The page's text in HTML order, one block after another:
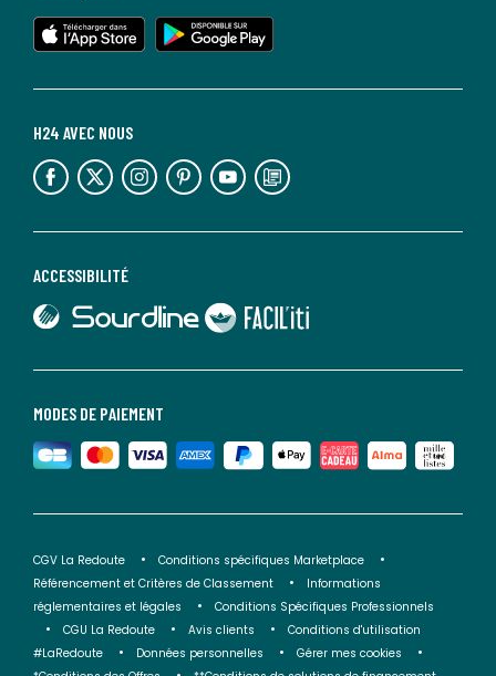
MODES DE PAIEMENT
ACCESSIBILITÉ
lien vers Sourdline
lien vers Faciliti
H24 AVEC NOUS
lien vers l'espace réseaux sociaux lien vers l'espace réseaux sociaux lien vers l'espace réseaux sociaux lien vers l'espace réseaux sociaux lien vers l'espace réseaux sociaux lien vers le blog la redoute
lien vers l'app store
lien vers google play
CGV La Redoute
Conditions spécifiques Marketplace
Référencement et Critères de Classement
Informations
réglementaires et légales
Conditions Spécifiques Professionnels
CGU La Redoute
Avis clients
Conditions d'utilisation
#LaRedoute
Données personnelles
Gérer mes cookies